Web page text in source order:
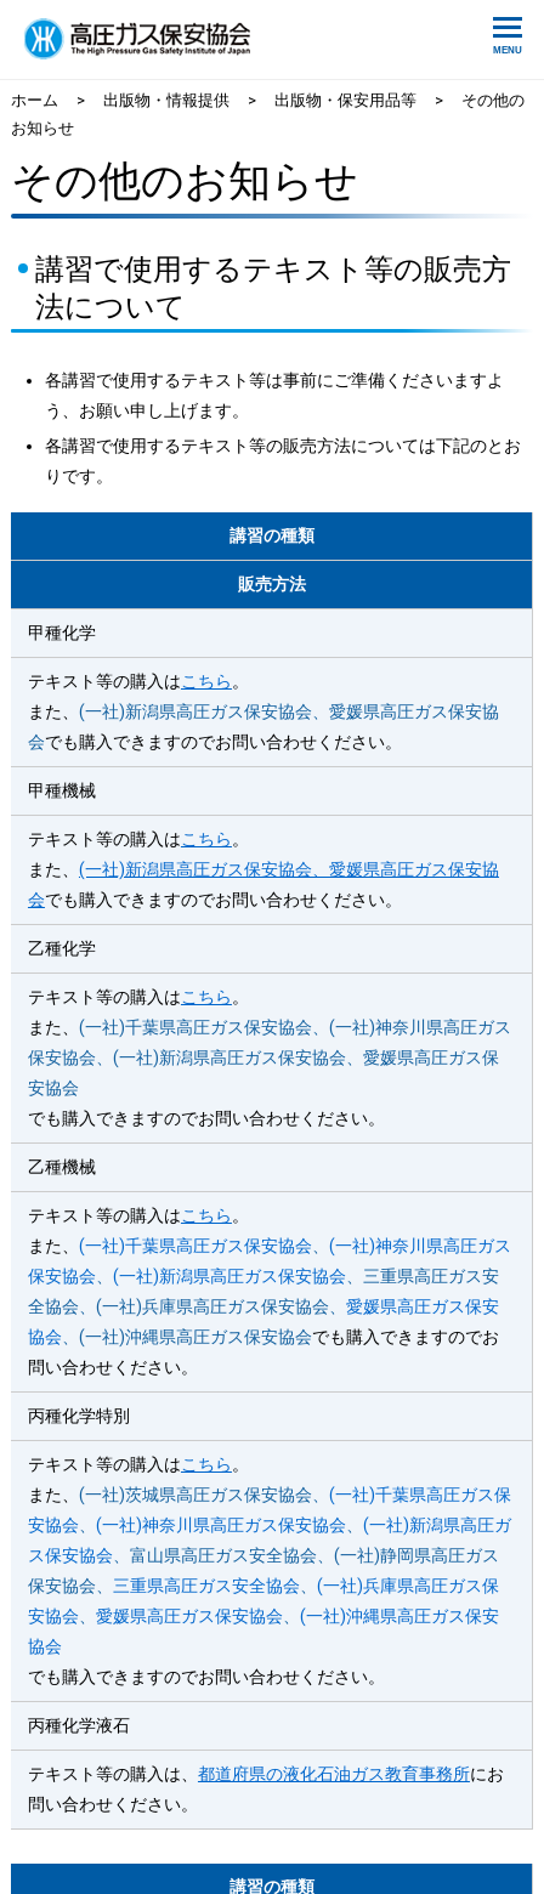
ホーム > 出版物・情報提供 > 出版物・保安用品等 >
その他の
お知らせ
その他のお知らせ
講習で使用するテキスト等の販売方
法について
各講習で使用するテキスト等は事前にご準備くださいますよ
う、お願い申し上げます。
各講習で使用するテキスト等の販売方法については下記のとお
りです。
講習の種類
販売方法
甲種化学
テキスト等の購入はこちら 。
また、 (一社)新潟県高圧ガス保安協会、愛媛県高圧ガス保安協
会でも購入できますのでお問い合わせください。
甲種機械
テキスト等の購入はこちら 。
また、 (一社)新潟県高圧ガス保安協会、愛媛県高圧ガス保安協
会でも購入できますのでお問い合わせください。
乙種化学
テキスト等の購入はこちら 。
また、 (一社)千葉県高圧ガス保安協会、(一社)神奈川県高圧ガス
保安協会、(一社)新潟県高圧ガス保安協会、愛媛県高圧ガス保
安協会
でも購入できますのでお問い合わせください。
乙種機械
テキスト等の購入はこちら 。
また、 (一社)千葉県高圧ガス保安協会、 (一社)神奈川県高圧ガス
保安協会、 (一社)新潟県高圧ガス保安協会、三重県高圧ガス安
全協会、(一社)兵庫県高圧ガス保安協会、 愛媛県高圧ガス保安
協会、(一社)沖縄県高圧ガス保安協会でも購入できますのでお
問い合わせください。
丙種化学特別
テキスト等の購入はこちら 。
また、 (一社)茨城県高圧ガス保安協会、 (一社)千葉県高圧ガス保
安協会、 (一社)神奈川県高圧ガス保安協会、 (一社)新潟県高圧ガ
ス保安協会、富山県高圧ガス安全協会、(一社)静岡県高圧ガス
保安協会、 三重県高圧ガス安全協会、 (一社)兵庫県高圧ガス保
安協会、 愛媛県高圧ガス保安協会、 (一社)沖縄県高圧ガス保安
協会
でも購入できますのでお問い合わせください。
丙種化学液石
テキスト等の購入は、 都道府県の液化石油ガス教育事務所にお
問い合わせください。
講習の種類